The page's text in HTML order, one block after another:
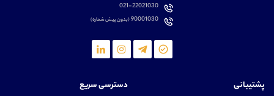
021-22021030
90001030(بدون پیش شماره)
پشتیبانی دسترسی سریع